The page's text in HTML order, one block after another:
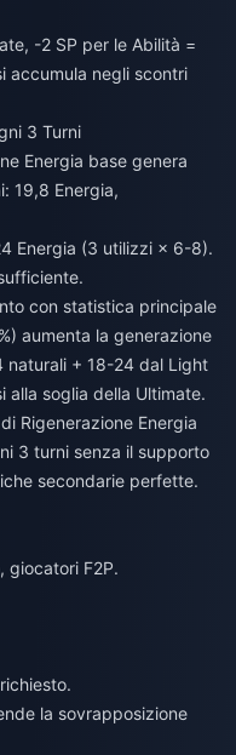
-2 SP per le Abilità =
accumula negli scontri
3 Turni
Energia base genera
19,8 Energia,
Energia (3 utilizzi × 6-8).
con statistica principale
aumenta la generazione
naturali + 18-24 dal Light
alla soglia della Ultimate.
Rigenerazione Energia
3 turni senza il supporto
secondarie perfette.
giocatori F2P.
la sovrapposizione